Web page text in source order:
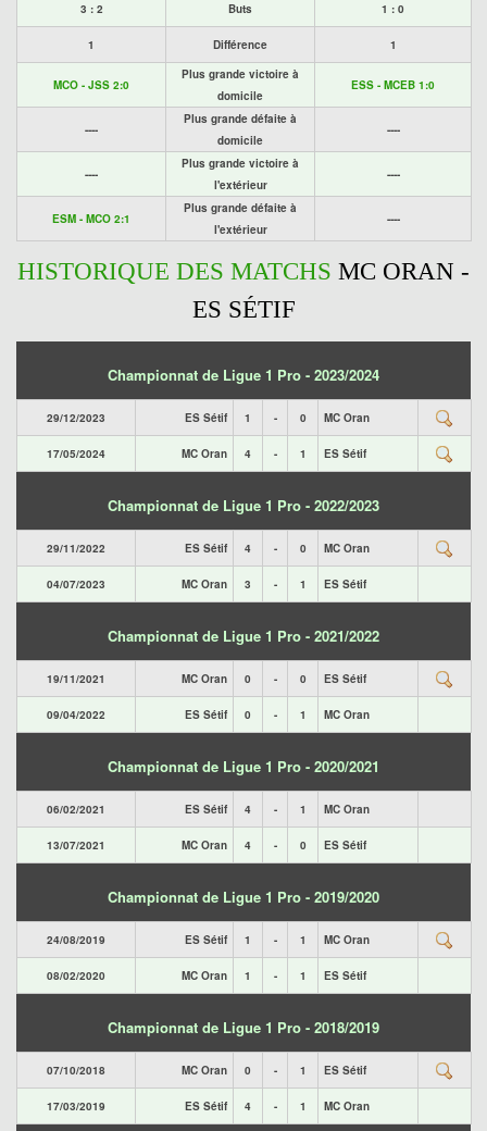
3 : 2 Buts 1 : 0
1 Différence 1
MCO - JSS 2:0
Plus grande victoire à
domicile
ESS - MCEB 1:0
----
Plus grande défaite à
domicile
----
----
Plus grande victoire à
l'extérieur
----
ESM - MCO 2:1
Plus grande défaite à
l'extérieur
----
HISTORIQUE DES MATCHS MC ORAN -
ES SÉTIF
Championnat de Ligue 1 Pro - 2023/2024
29/12/2023 ES Sétif 1 - 0 MC Oran
17/05/2024 MC Oran 4 - 1 ES Sétif
Championnat de Ligue 1 Pro - 2022/2023
29/11/2022 ES Sétif 4 - 0 MC Oran
04/07/2023 MC Oran 3 - 1 ES Sétif
Championnat de Ligue 1 Pro - 2021/2022
19/11/2021 MC Oran 0 - 0 ES Sétif
09/04/2022 ES Sétif 0 - 1 MC Oran
Championnat de Ligue 1 Pro - 2020/2021
06/02/2021 ES Sétif 4 - 1 MC Oran
13/07/2021 MC Oran 4 - 0 ES Sétif
Championnat de Ligue 1 Pro - 2019/2020
24/08/2019 ES Sétif 1 - 1 MC Oran
08/02/2020 MC Oran 1 - 1 ES Sétif
Championnat de Ligue 1 Pro - 2018/2019
07/10/2018 MC Oran 0 - 1 ES Sétif
17/03/2019 ES Sétif 4 - 1 MC Oran